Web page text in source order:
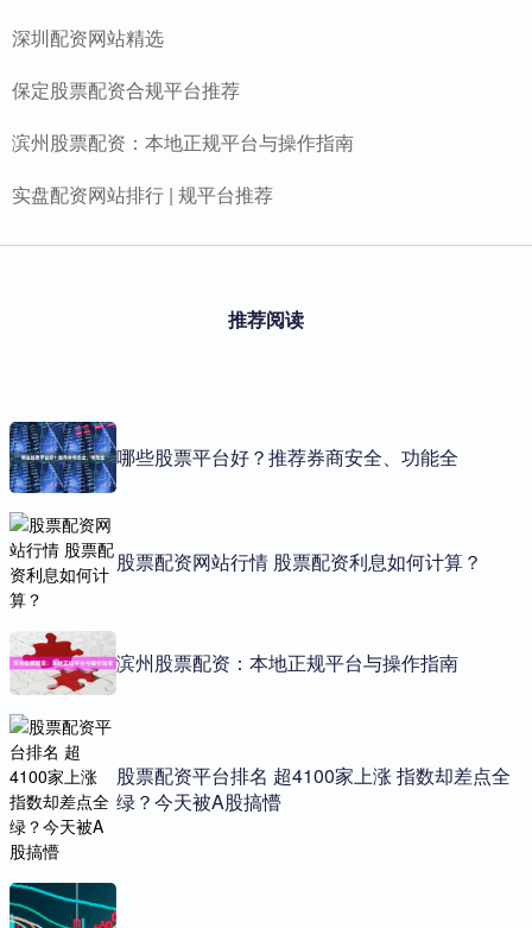
深圳配资网站精选
保定股票配资合规平台推荐
滨州股票配资：本地正规平台与操作指南
实盘配资网站排行 | 规平台推荐
推荐阅读
哪些股票平台好？推荐券商安全、功能全
股票配资网站行情 股票配资利息如何计算？
滨州股票配资：本地正规平台与操作指南
股票配资平台排名 超4100家上涨 指数却差点全
绿？今天被A股搞懵